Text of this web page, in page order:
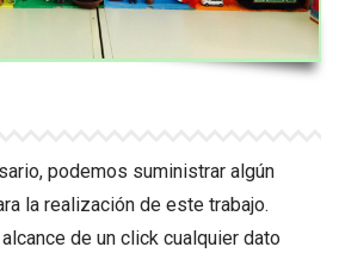
podemos suministrar algún
la realización de este trabajo.
de un click cualquier dato